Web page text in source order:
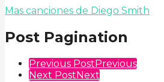
Mas canciones de Diego Smith
Post Pagination
Previous PostPrevious
Next PostNext